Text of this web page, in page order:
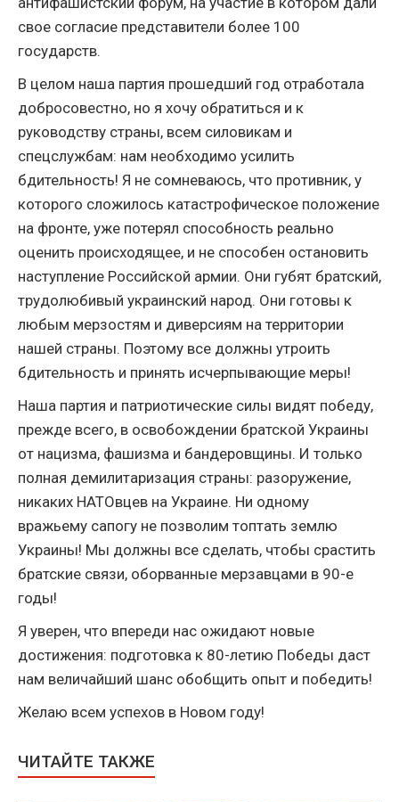
свое согласие представители более 100
государств.
В целом наша партия прошедший год отработала
добросовестно, но я хочу обратиться и к
руководству страны, всем силовикам и
спецслужбам: нам необходимо усилить
бдительность! Я не сомневаюсь, что противник, у
которого сложилось катастрофическое положение
на фронте, уже потерял способность реально
оценить происходящее, и не способен остановить
наступление Российской армии. Они губят братский,
трудолюбивый украинский народ. Они готовы к
любым мерзостям и диверсиям на территории
нашей страны. Поэтому все должны утроить
бдительность и принять исчерпывающие меры!
Наша партия и патриотические силы видят победу,
прежде всего, в освобождении братской Украины
от нацизма, фашизма и бандеровщины. И только
полная демилитаризация страны: разоружение,
никаких НАТОвцев на Украине. Ни одному
вражьему сапогу не позволим топтать землю
Украины! Мы должны все сделать, чтобы срастить
братские связи, оборванные мерзавцами в 90-е
годы!
Я уверен, что впереди нас ожидают новые
достижения: подготовка к 80-летию Победы даст
нам величайший шанс обобщить опыт и победить!
Желаю всем успехов в Новом году!
ЧИТАЙТЕ ТАКЖЕ